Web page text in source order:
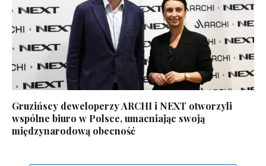
Gruzińscy deweloperzy ARCHI i NEXT otworzyli
wspólne biuro w Polsce, umacniając swoją
międzynarodową obecność